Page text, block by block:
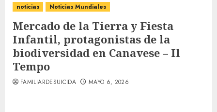
noticias Noticias Mundiales
Mercado de la Tierra y Fiesta
Infantil, protagonistas de la
biodiversidad en Canavese – Il
Tempo
FAMILIARDESUICIDA MAYO 6, 2026